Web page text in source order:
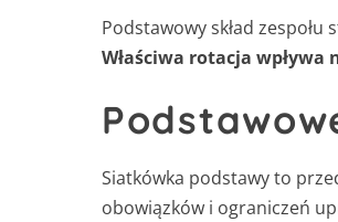
Podstawowy skład
Właściwa rotacja
Siatkówka podstawy to
obowiązków i ograniczeń